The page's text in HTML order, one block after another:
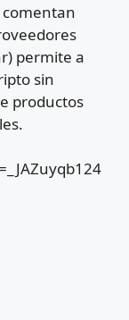
comentan
permite a
sin
productos